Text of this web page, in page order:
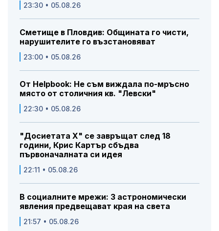
23:30 • 05.08.26
Сметище в Пловдив: Общината го чисти,
нарушителите го възстановяват
23:00 • 05.08.26
От Helpbook: Не съм виждала по-мръсно
място от столичния кв. "Левски"
22:30 • 05.08.26
"Досиетата Х" се завръщат след 18
години, Крис Картър сбъдва
първоначалната си идея
22:11 • 05.08.26
В социалните мрежи: 3 астрономически
явления предвещават края на света
21:57 • 05.08.26